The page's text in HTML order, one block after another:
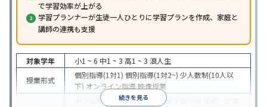
で学習効率が上がる
学習プランナーが生徒一人ひとりに学習プランを作成、家庭と
講師の連携も支援
続きを見る
対象学年 小1 ~ 6 中1 ~ 3 高1 ~ 3 浪人生
授業形式
個別指導(1対1) 個別指導(1対2~) 少人数制(10人以
下) オンライン指導 映像授業
中学受験 高校受験大学受験 医学部受験